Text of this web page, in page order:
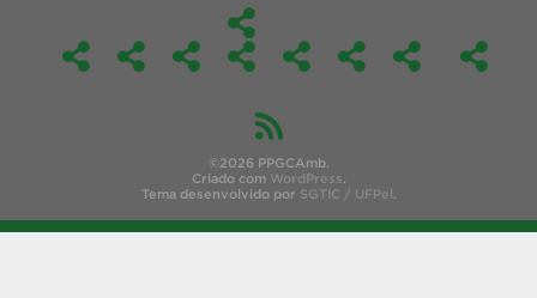
©2026 PPGCAmb.
Criado com WordPress.
Tema desenvolvido por SGTIC / UFPel.